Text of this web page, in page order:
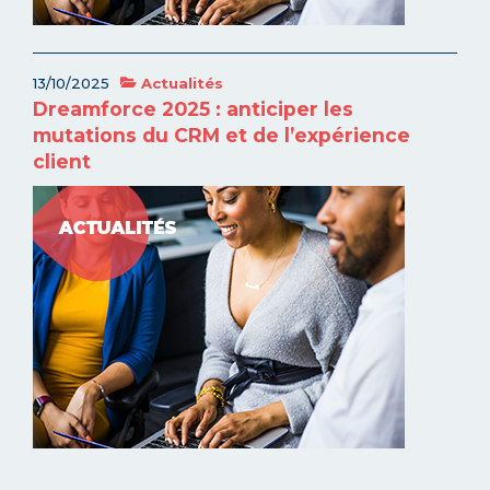
13/10/2025 Actualités
Dreamforce 2025 : anticiper les
mutations du CRM et de l’expérience
client